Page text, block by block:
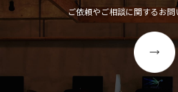
ご依頼やご相談に関するお問